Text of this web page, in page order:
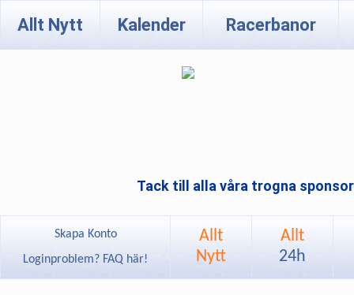
Allt Nytt Kalender Racerbanor
Tack till alla våra trogna
Skapa Konto
Loginproblem? FAQ här!
Allt
Nytt
Allt
24h